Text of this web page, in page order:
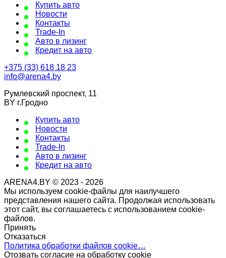
Купить авто
Новости
Контакты
Trade-In
Авто в лизинг
Кредит на авто
+375 (33) 618 18 23
info@arena4.by
Румлевский проспект, 11
BY г.Гродно
Купить авто
Новости
Контакты
Trade-In
Авто в лизинг
Кредит на авто
ARENA4.BY © 2023 - 2026
Мы используем cookie-файлы для наилучшего
представления нашего сайта. Продолжая использовать
этот сайт, вы соглашаетесь с использованием cookie-
файлов.
Принять
Отказаться
Политика обработки файлов cookie…
Отозвать согласие на обработку cookie